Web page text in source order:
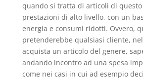
quando si tratta di articoli di
prestazioni di alto livello, con un
energia e consumi ridotti. Ovvero,
pretenderebbe qualsiasi cliente,
acquista un articolo del genere,
andando incontro ad una spesa
come nei casi in cui ad esempio